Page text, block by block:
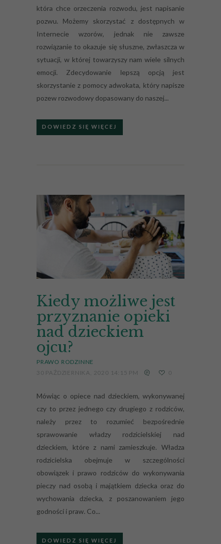
która chce orzeczenia rozwodu, jest napisanie
pozwu. Możemy skorzystać z dostępnych w
Internecie wzorów, jednak nie zawsze
rozwiązanie to okazuje się słuszne, zwłaszcza w
sytuacji, w której towarzyszy nam wiele silnych
emocji. Zdecydowanie lepszą opcją jest
skorzystanie z pomocy adwokata, który napisze
pozew rozwodowy dopasowany do naszej...
DOWIEDZ SIĘ WIĘCEJ
Kiedy możliwe jest
przyznanie opieki
nad dzieckiem
ojcu?
PRAWO RODZINNE
30 PAŹDZIERNIKA, 2020 14:15 PM
0
Mówiąc o opiece nad dzieckiem, wykonywanej
czy to przez jednego czy drugiego z rodziców,
należy przez to rozumieć bezpośrednie
sprawowanie władzy rodzicielskiej nad
dzieckiem, które z nami zamieszkuje. Władza
rodzicielska obejmuje w szczególności
obowiązek i prawo rodziców do wykonywania
pieczy nad osobą i majątkiem dziecka oraz do
wychowania dziecka, z poszanowaniem jego
godności i praw. Co...
DOWIEDZ SIĘ WIĘCEJ